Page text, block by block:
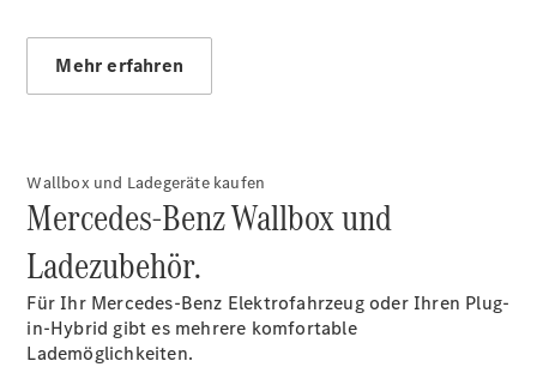
Serviceangebote
Reifen &
Zubehör
Schadenhilfe
Reparatur &
Werkstatt
Rückrufe &
Umrüstungen
Warnung: Betrug
Mehr erfahren
Wallbox und Ladegeräte kaufen
Mercedes-Benz Wallbox und
Ladezubehör.
Für Ihr Mercedes-Benz Elektrofahrzeug oder Ihren Plug-
in-Hybrid gibt es mehrere komfortable
Lademöglichkeiten.